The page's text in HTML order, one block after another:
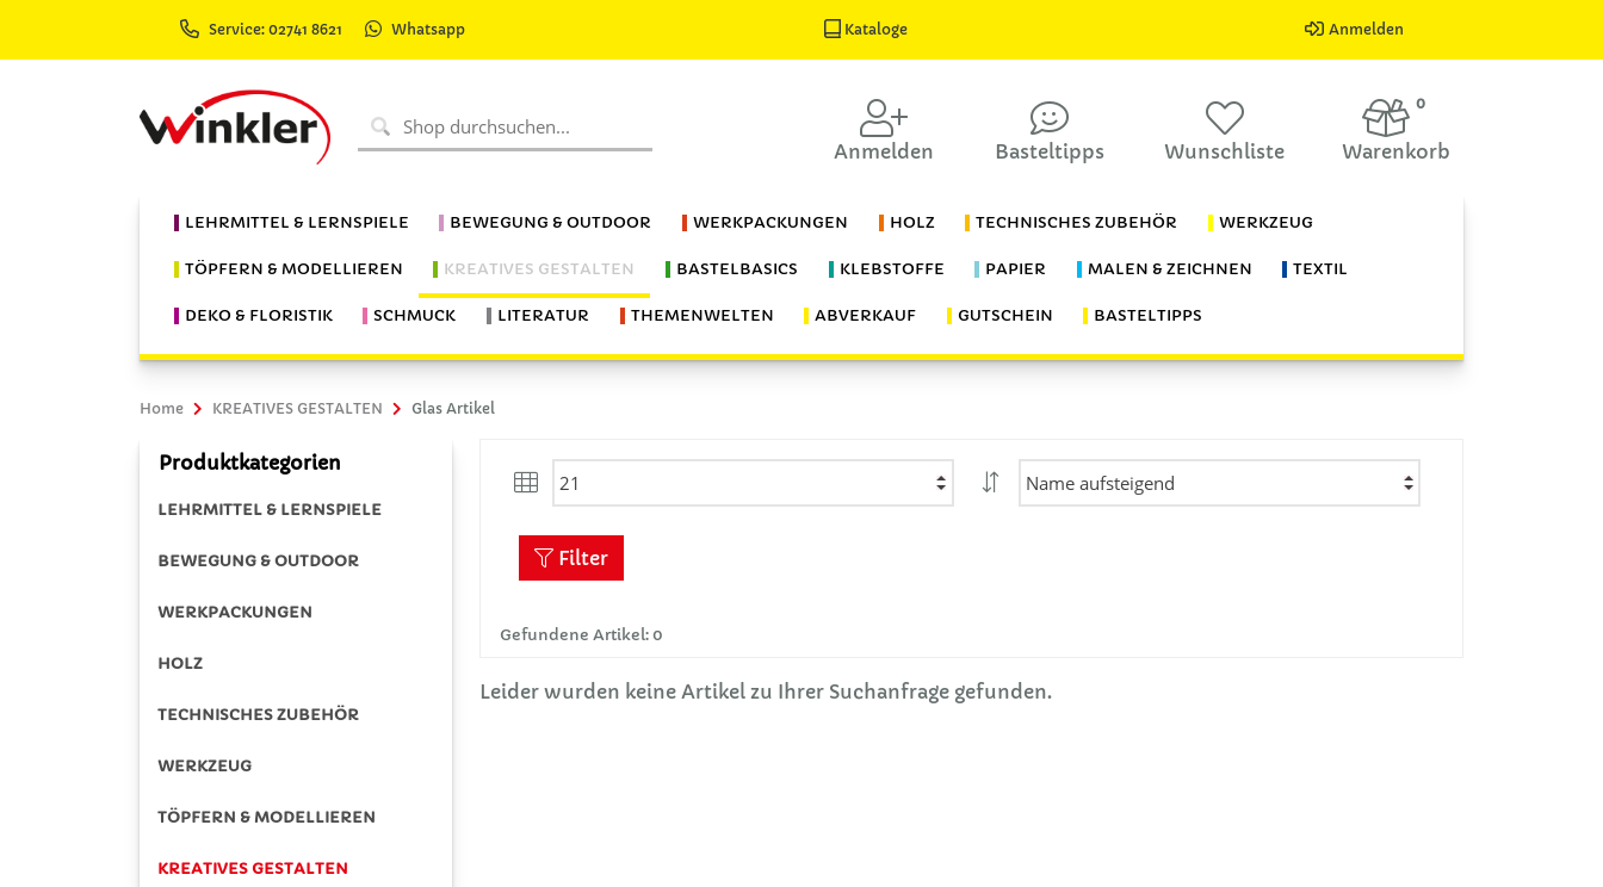
Service: 02741 8621 Whatsapp Kataloge Anmelden
Anmelden Basteltipps Wunschliste
0
Warenkorb
LEHRMITTEL & LERNSPIELE BEWEGUNG & OUTDOOR WERKPACKUNGEN HOLZ TECHNISCHES ZUBEHÖR WERKZEUG
TÖPFERN & MODELLIEREN KREATIVES GESTALTEN BASTELBASICS KLEBSTOFFE PAPIER MALEN & ZEICHNEN TEXTIL
DEKO & FLORISTIK SCHMUCK LITERATUR THEMENWELTEN ABVERKAUF GUTSCHEIN BASTELTIPPS
Home KREATIVES GESTALTEN Glas Artikel
Produktkategorien
LEHRMITTEL & LERNSPIELE
BEWEGUNG & OUTDOOR
WERKPACKUNGEN
HOLZ
TECHNISCHES ZUBEHÖR
WERKZEUG
TÖPFERN & MODELLIEREN
KREATIVES GESTALTEN
Gefundene Artikel: 0
Filter
Leider wurden keine Artikel zu Ihrer Suchanfrage gefunden.